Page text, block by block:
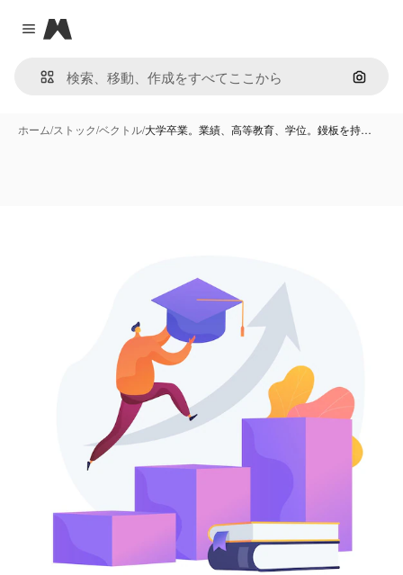
Close menu
Magnific
画像で
ホーム/ストック/ベクトル/大学卒業。業績、高等教育、学位。鏝板を持…